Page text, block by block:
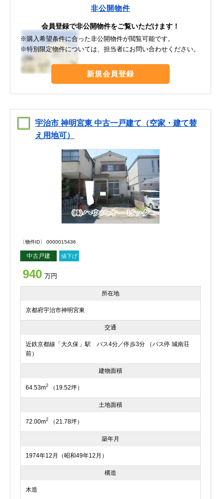
非公開物件
会員登録で非公開物件をご覧いただけます！
※購入希望条件に合った非公開物件が閲覧可能です。
※特別限定物件については、担当者にお問い合わせください。
新規会員登録
宇治市 神明宮東 中古一戸建て（空家・建て替
え用地可）
〔物件ID〕 0000015436
中古戸建 値下げ
940 万円
所在地
京都府宇治市神明宮東
交通
近鉄京都線「大久保」駅 バス4分／停歩3分 （バス停 城南荘
前）
建物面積
64.53m2 （19.52坪）
土地面積
72.00m2 （21.78坪）
築年月
1974年12月（昭和49年12月）
構造
木造